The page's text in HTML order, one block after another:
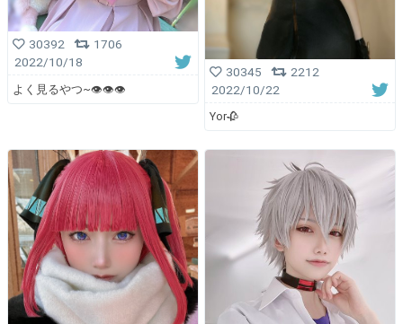
30392
1706
2022/10/18
よく見るやつ~👁👁👁
30345
2212
2022/10/22
Yor🥀